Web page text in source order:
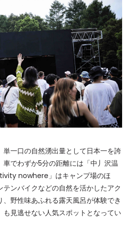
一口の自然湧出量として日本一を誇
車でわずか5分の距離には「中丿沢温
nowhere」はキャンプ場のほ
ンバイクなどの自然を活かしたアク
野性味あふれる露天風呂が体験でき
も見逃せない人気スポットとなってい